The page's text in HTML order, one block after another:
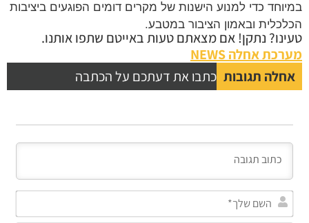
במיוחד כדי למנוע הישנות של מקרים דומים הפוגעים ביציבות
הכלכלית ובאמון הציבור במטבע.
טעינו? נתקן! אם מצאתם טעות באייטם שתפו אותנו.
מערכת אחלה NEWS
אחלה תגובות כתבו את דעתכם על הכתבה